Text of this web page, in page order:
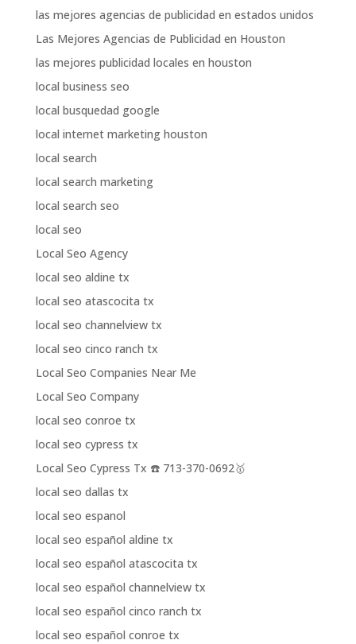
las mejores agencias de publicidad en estados unidos
Las Mejores Agencias de Publicidad en Houston
las mejores publicidad locales en houston
local business seo
local busquedad google
local internet marketing houston
local search
local search marketing
local search seo
local seo
Local Seo Agency
local seo aldine tx
local seo atascocita tx
local seo channelview tx
local seo cinco ranch tx
Local Seo Companies Near Me
Local Seo Company
local seo conroe tx
local seo cypress tx
Local Seo Cypress Tx ☎️ 713-370-0692🥇
local seo dallas tx
local seo espanol
local seo español aldine tx
local seo español atascocita tx
local seo español channelview tx
local seo español cinco ranch tx
local seo español conroe tx